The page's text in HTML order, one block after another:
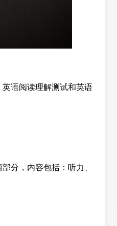
语阅读理解测试和英语
分，内容包括：听力、